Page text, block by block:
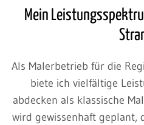
Mein
Als Malerbetrieb für die
biete ich vielfältige
abdecken als klassische
wird gewissenhaft geplant,